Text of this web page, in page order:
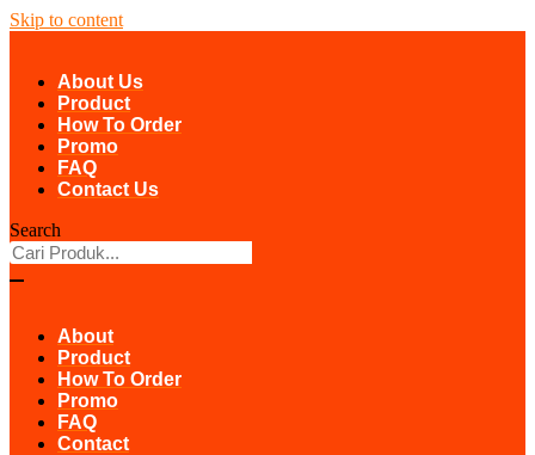
Skip to content
About Us
Product
How To Order
Promo
FAQ
Contact Us
Search
About
Product
How To Order
Promo
FAQ
Contact